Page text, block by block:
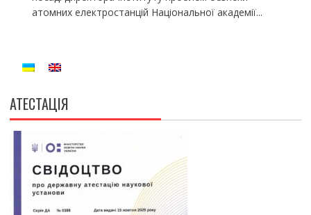
атомних електростанцій Національної академії...
АТЕСТАЦІЯ